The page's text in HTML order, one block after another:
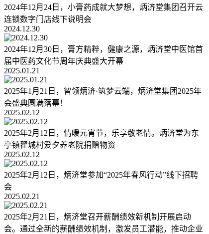
2024年12月24日，小膏药成就大梦想，炳济堂集团召开云
连锁数字门店线下说明会
2024.12.30
2024年12月30日，膏方精粹，健康之源，炳济堂中医馆首
届中医药文化节周年庆典盛大开幕
2025.01.21
2025年1月21日，智领炳济·筑梦云端，炳济堂集团2025年
会盛典圆满落幕！
2025.02.12
2025年2月12日，情暖元宵节，乐享敬老情。炳济堂为东
亭镇翟城村爱夕养老院捐赠物资
2025.02.12
2025年2月12日，炳济堂参加“2025年春风行动”线下招聘
会
2025.02.21
2025年2月21日，炳济堂召开薪酬绩效新机制开展启动
会。通过全新的薪酬绩效机制，激发员工潜能，推动企业